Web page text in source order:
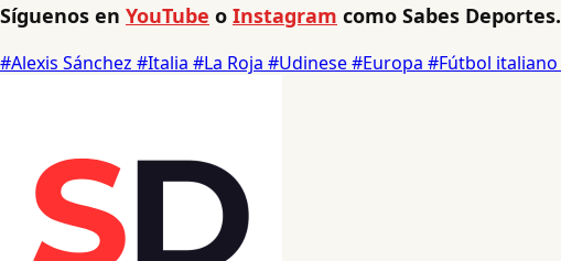
Síguenos en YouTube o Instagram como Sabes Deportes.
#Alexis Sánchez #Italia #La Roja #Udinese#Europa #Fútbol italiano